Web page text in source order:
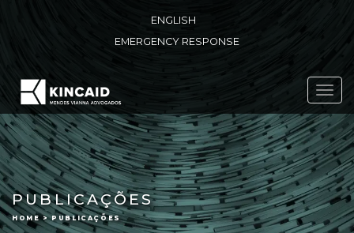
ENGLISH
EMERGENCY RESPONSE
PUBLICAÇÕES
HOME > PUBLICAÇÕES